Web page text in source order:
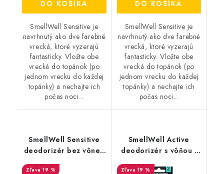
DO KOŠÍKA
SmellWell Sensitive je
navrhnutý ako dve farebné
vrecká, ktoré vyzerajú
fantasticky. Vložte obe
vrecká do topánok (po
jednom vrecku do každej
topánky) a nechajte ich
počas noci...
DO KOŠÍKA
SmellWell Sensitive je
navrhnutý ako dve farebné
vrecká, ktoré vyzerajú
fantasticky. Vložte obe
vrecká do topánok (po
jednom vrecku do každej
topánky) a nechajte ich
počas noci...
SmellWell Sensitive
deodorizér bez vône -
19 %
SmellWell Active
deodorizér s vôňou -
19 %